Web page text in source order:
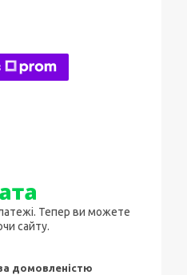
Тепер ви можете
сайту.
домовленістю